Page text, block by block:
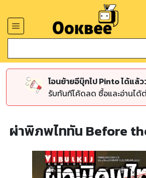
โอนย้ายอีบุ๊กไป Pinto ได้แล้
รับทันทีโค้ดลด ซื้อและอ่านได้
ผ่าพิภพไททัน Before